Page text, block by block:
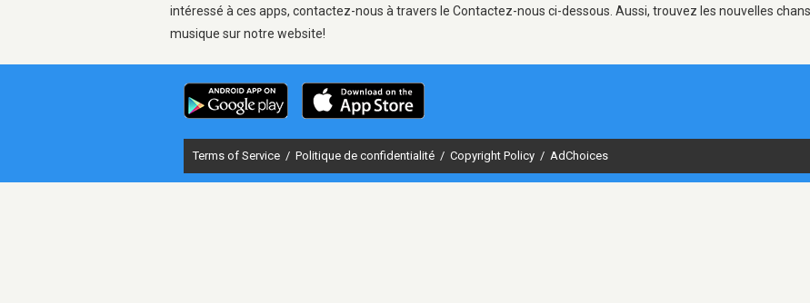
intéressé à ces apps, contactez-nous à travers le Contactez-nous ci-dessous. Aussi, trouvez les nouvelles
musique sur notre website!
Terms of Service / Politique de confidentialité / Copyright Policy / AdChoices